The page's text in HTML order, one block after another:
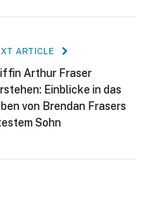
ARTICLE
Arthur Fraser
Einblicke in das
von Brendan Frasers
Sohn